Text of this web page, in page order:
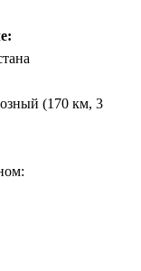
(170 км, 3